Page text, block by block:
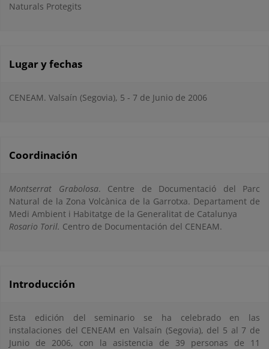
Naturals Protegits
Lugar y fechas
CENEAM. Valsaín (Segovia), 5 - 7 de Junio de 2006
Coordinación
Montserrat Grabolosa. Centre de Documentació del Parc
Natural de la Zona Volcànica de la Garrotxa. Departament de
Medi Ambient i Habitatge de la Generalitat de Catalunya
Rosario Toril. Centro de Documentación del CENEAM.
Introducción
Esta edición del seminario se ha celebrado en las
instalaciones del CENEAM en Valsaín (Segovia), del 5 al 7 de
Junio de 2006, con la asistencia de 39 personas de 11